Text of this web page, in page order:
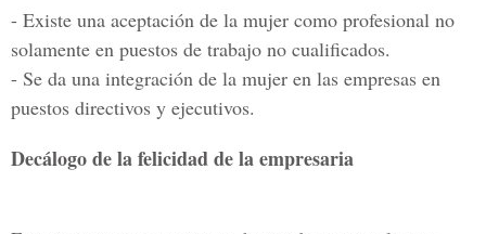
- Existe una aceptación de la mujer como profesional no
solamente en puestos de trabajo no cualificados.
- Se da una integración de la mujer en las empresas en
puestos directivos y ejecutivos.
Decálogo de la felicidad de la empresaria